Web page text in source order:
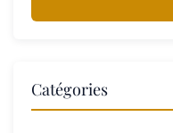
Catégories